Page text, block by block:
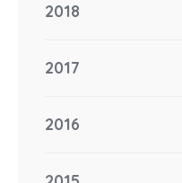
2018
2017
2016